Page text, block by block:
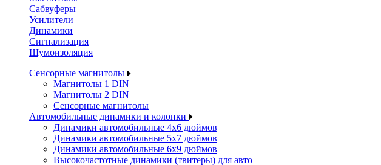
Сабвуферы
Усилители
Динамики
Сигнализация
Шумоизоляция
Сенсорные магнитолы
Магнитолы 1 DIN
Магнитолы 2 DIN
Сенсорные магнитолы
Автомобильные динамики и колонки
Динамики автомобильные 4x6 дюймов
Динамики автомобильные 5x7 дюймов
Динамики автомобильные 6x9 дюймов
Высокочастотные динамики (твитеры) для авто